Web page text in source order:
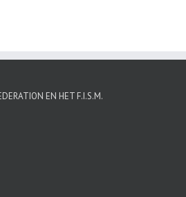
EN HET F.I.S.M.